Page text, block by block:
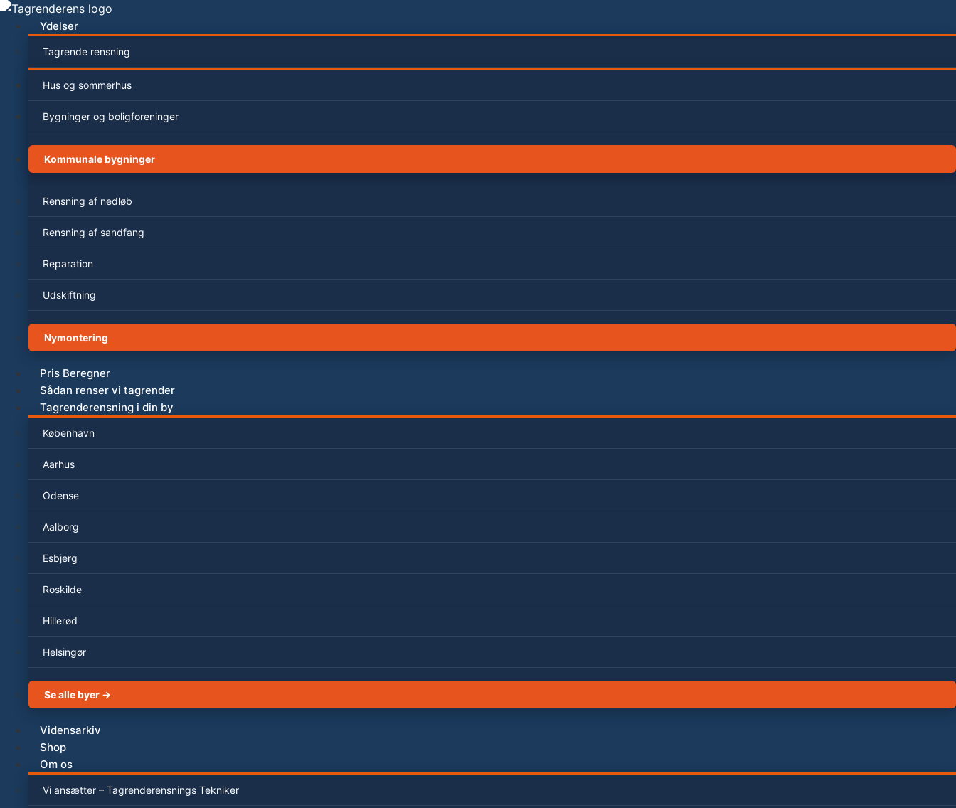
Videre
Ydelser
Tagrende rensning
Hus og sommerhus
Bygninger og boligforeninger
Kommunale bygninger
Rensning af nedløb
Rensning af sandfang
Reparation
Udskiftning
Nymontering
Pris Beregner
Sådan renser vi tagrender
Tagrenderensning i din by
København
Aarhus
Odense
Aalborg
Esbjerg
Roskilde
Hillerød
Helsingør
Se alle byer →
Vidensarkiv
Shop
Om os
Vi ansætter – Tagrenderensnings Tekniker